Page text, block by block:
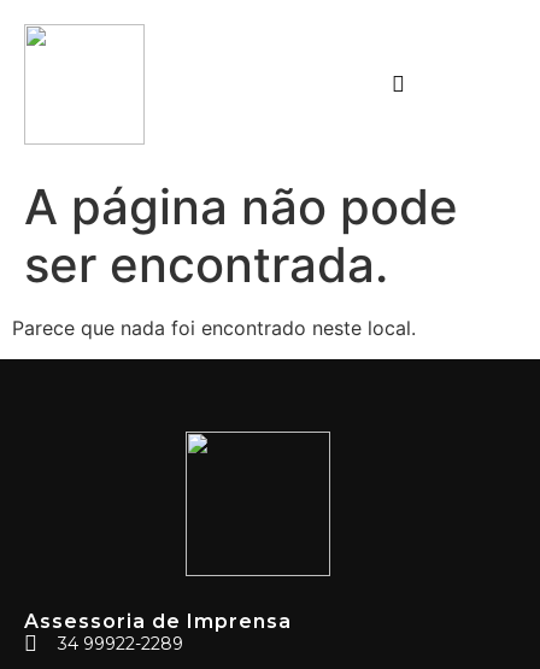
A página não pode
ser encontrada.
Parece que nada foi encontrado neste local.
Assessoria de Imprensa
34 99922-2289